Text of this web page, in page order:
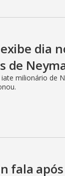
dia
de
milionário de
fala